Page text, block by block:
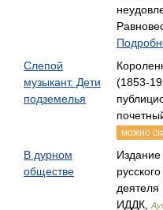
Слепой
музыкант. Дети
подземелья
(1853-
можно
В дурном
обществе
Издание
ИДДК,